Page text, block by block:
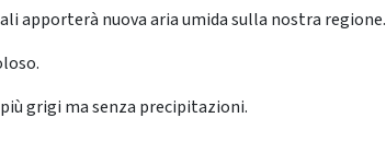
apporterà nuova aria umida sulla nostra regione.
grigi ma senza precipitazioni.